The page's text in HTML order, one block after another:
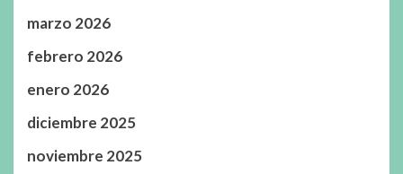
marzo 2026
febrero 2026
enero 2026
diciembre 2025
noviembre 2025